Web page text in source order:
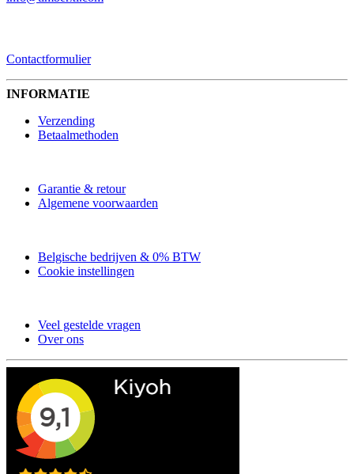
Contactformulier
INFORMATIE
Verzending
Betaalmethoden
Garantie & retour
Algemene voorwaarden
Belgische bedrijven & 0% BTW
Cookie instellingen
Veel gestelde vragen
Over ons